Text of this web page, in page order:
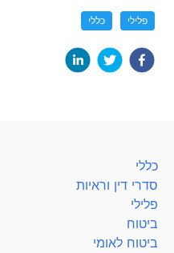
פלילי כללי
כללי
סדרי דין וראיות
פלילי
ביטוח
ביטוח לאומי